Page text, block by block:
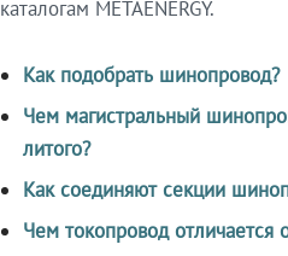
каталогам METAENERGY.
Как подобрать шинопровод?
Чем магистральный
литого?
Как соединяют секции
Чем токопровод отличается